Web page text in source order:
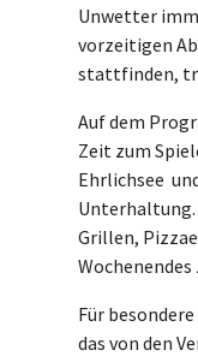
Unwetter
vorzeitigen
stattfinden,
Auf dem
Zeit zum
Ehrlichsee
Unterhaltung.
Grillen,
Für
das von den